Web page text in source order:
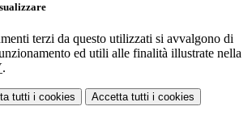
terzi da questo utilizzati si avvalgono di
ed utili alle finalità illustrate nella
.
tutti i cookies Accetta tutti i cookies